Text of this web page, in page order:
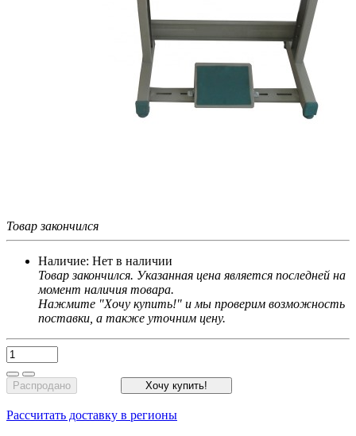
Товар закончился
Наличие: Нет в наличии
Товар закончился. Указанная цена является последней на
момент наличия товара.
Нажмите "Хочу купить!" и мы проверим возможность
поставки, а также уточним цену.
Распродано Хочу купить!
Рассчитать доставку в регионы